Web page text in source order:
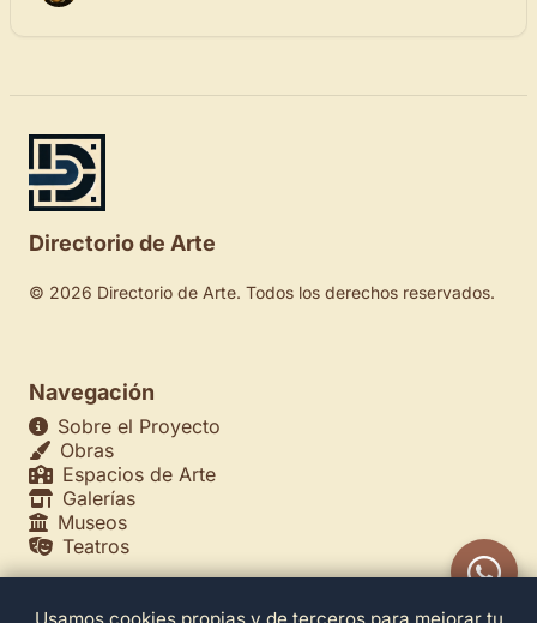
Directorio de Arte
© 2026 Directorio de Arte. Todos los derechos reservados.
Navegación
Sobre el Proyecto
Obras
Espacios de Arte
Galerías
Museos
Teatros